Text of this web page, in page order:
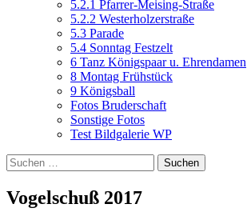
5.2.1 Pfarrer-Meising-Straße
5.2.2 Westerholzerstraße
5.3 Parade
5.4 Sonntag Festzelt
6 Tanz Königspaar u. Ehrendamen
8 Montag Frühstück
9 Königsball
Fotos Bruderschaft
Sonstige Fotos
Test Bildgalerie WP
Suchen
nach:
Vogelschuß 2017